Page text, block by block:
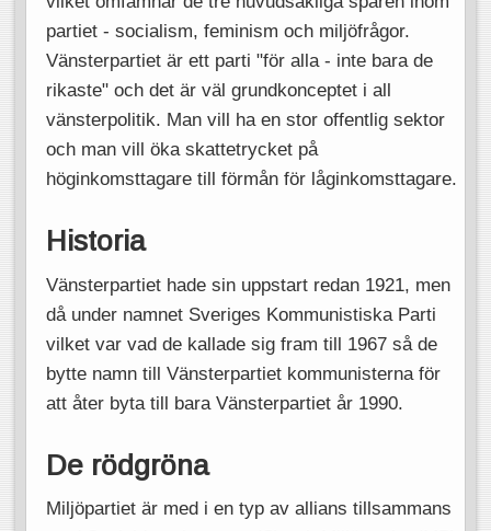
partiet - socialism, feminism och miljöfrågor.
Vänsterpartiet är ett parti "för alla - inte bara de
rikaste" och det är väl grundkonceptet i all
vänsterpolitik. Man vill ha en stor offentlig sektor
och man vill öka skattetrycket på
höginkomsttagare till förmån för låginkomsttagare.
Historia
Vänsterpartiet hade sin uppstart redan 1921, men
då under namnet Sveriges Kommunistiska Parti
vilket var vad de kallade sig fram till 1967 så de
bytte namn till Vänsterpartiet kommunisterna för
att åter byta till bara Vänsterpartiet år 1990.
De rödgröna
Miljöpartiet är med i en typ av allians tillsammans